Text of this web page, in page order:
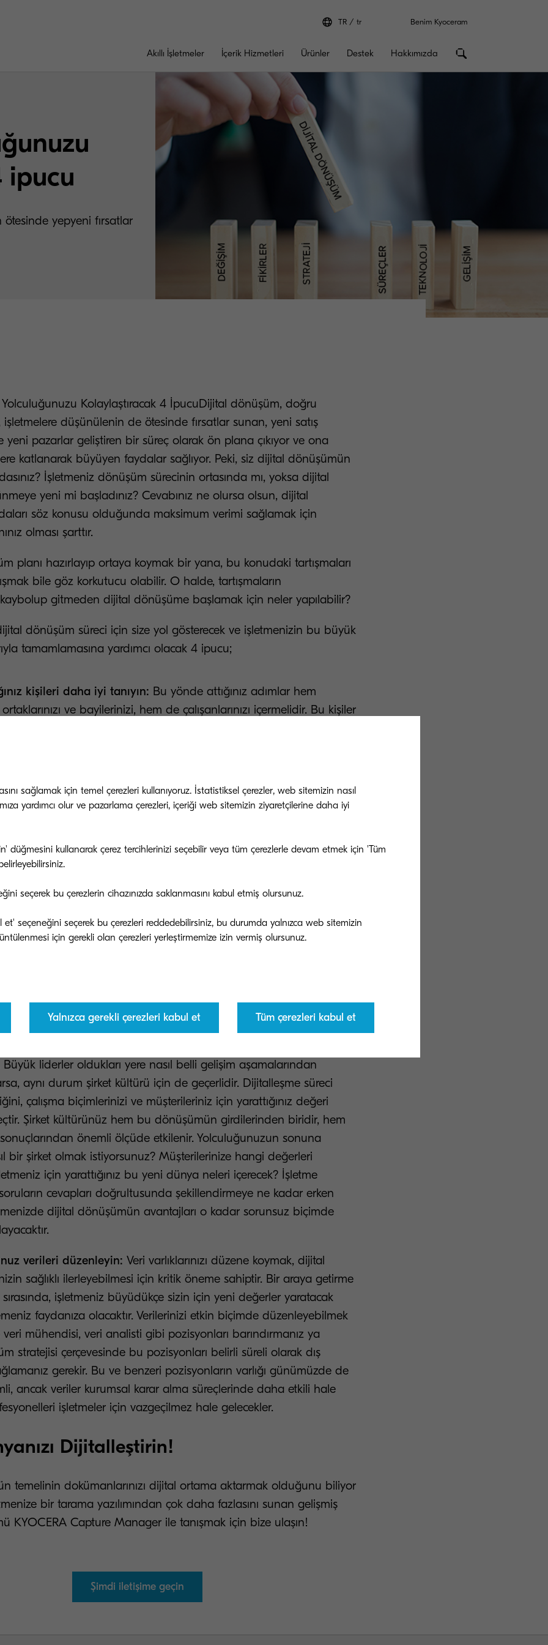
TR tr Benim Kyoceram
Akıllı İşletmeler İçerik Hizmetleri Ürünler Destek Hakkımızda
ipucu
yepyeni fırsatlar
Kolaylaştıracak 4 İpucuDijital dönüşüm, doğru
işletmelere düşünülenin de ötesinde fırsatlar sunan, yeni satış
yeni pazarlar geliştiren bir süreç olarak ön plana çıkıyor ve ona
katlanarak büyüyen faydalar sağlıyor. Peki, siz dijital dönüşümün
İşletmeniz dönüşüm sürecinin ortasında mı, yoksa dijital
yeni mi başladınız? Cevabınız ne olursa olsun, dijital
söz konusu olduğunda maksimum verimi sağlamak için
olması şarttır.
planı hazırlayıp ortaya koymak bir yana, bu konudaki tartışmaları
bile göz korkutucu olabilir. O halde, tartışmaların
kaybolup gitmeden dijital dönüşüme başlamak için neler yapılabilir?
dönüşüm süreci için size yol gösterecek ve işletmenizin bu büyük
tamamlamasına yardımcı olacak 4 ipucu;
kişileri daha iyi tanıyın: Bu yönde attığınız adımlar hem
ve bayilerinizi, hem de çalışanlarınızı içermelidir. Bu kişiler
istediğiniz yeniliklerin yürütücüsü olacak insanlardır. Her seviyeden
değer katmanıza ve onlarla olan etkileşimini geliştirmenize
dürüstçe ortaya koyun ve eksiklerinizi kapatmak için bir plan
liderlik, teknolojik bilgi, pazar bilgisi, müşteri bilgileri, değer
/ kaynakları gibi işletmenizi ilgilendiren hemen her alanı
sırasında değil, hemen ve hızlıca doldurmaya yardımcı olacak
planı oluşturun. Bu, çalışanlarınızın gerekli eylemleri daha kolay
ve daha verimli olmalarına olanak tanır.
göz ardı etmeyin:İşletme kültürü, dijital dönüşüm
ve uygulama konusunda en büyük yardımcınız olacaktır. Buna
liderler oldukları yere nasıl belli gelişim aşamalarından
aynı durum şirket kültürü için de geçerlidir. Dijitalleşme süreci
çalışma biçimlerinizi ve müşterileriniz için yarattığınız değeri
Şirket kültürünüz hem bu dönüşümün girdilerinden biridir, hem
önemli ölçüde etkilenir. Yolculuğunuzun sonuna
bir şirket olmak istiyorsunuz? Müşterilerinize hangi değerleri
için yarattığınız bu yeni dünya neleri içerecek? İşletme
cevapları doğrultusunda şekillendirmeye ne kadar erken
dijital dönüşümün avantajları o kadar sorunsuz biçimde
verileri düzenleyin: Veri varlıklarınızı düzene koymak, dijital
sağlıklı ilerleyebilmesi için kritik öneme sahiptir. Bir araya getirme
sırasında, işletmeniz büyüdükçe sizin için yeni değerler yaratacak
faydanıza olacaktır. Verilerinizi etkin biçimde düzenleyebilmek
mühendisi, veri analisti gibi pozisyonları barındırmanız ya
stratejisi çerçevesinde bu pozisyonları belirli süreli olarak dış
gerekir. Bu ve benzeri pozisyonların varlığı günümüzde de
ancak veriler kurumsal karar alma süreçlerinde daha etkili hale
işletmeler için vazgeçilmez hale gelecekler.
Dijitalleştirin!
temelinin dokümanlarınızı dijital ortama aktarmak olduğunu biliyor
bir tarama yazılımından çok daha fazlasını sunan gelişmiş
KYOCERA Capture Manager ile tanışmak için bize ulaşın!
Şimdi iletişime geçin
sağlamak için temel çerezleri kullanıyoruz. İstatistiksel çerezler, web sitemizin nasıl
yardımcı olur ve pazarlama çerezleri, içeriği web sitemizin ziyaretçilerine daha iyi
düğmesini kullanarak çerez tercihlerinizi seçebilir veya tüm çerezlerle devam etmek için 'Tüm
seçerek bu çerezlerin cihazınızda saklanmasını kabul etmiş olursunuz.
et' seçeneğini seçerek bu çerezleri reddedebilirsiniz, bu durumda yalnızca web sitemizin
cihazınızda doğru şekilde görüntülenmesi için gerekli olan çerezleri yerleştirmemize izin vermiş olursunuz.
Yalnızca gerekli çerezleri kabul et Tüm çerezleri kabul et